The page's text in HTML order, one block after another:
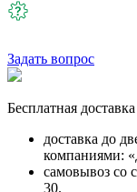
Задать вопрос
Бесплатная
доставка до
компаниями:
самовывоз со
30.